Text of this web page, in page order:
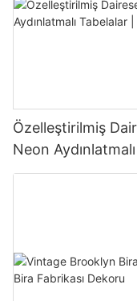
Özelleştirilmiş
Neon
Tedarikçisi